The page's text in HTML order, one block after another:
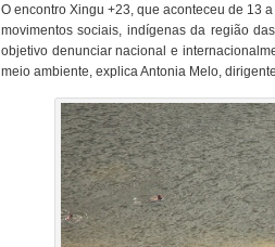
O encontro Xingu +23, que aconteceu de 13
movimentos sociais, indígenas da região
objetivo denunciar nacional e
meio ambiente, explica Antonia Melo,